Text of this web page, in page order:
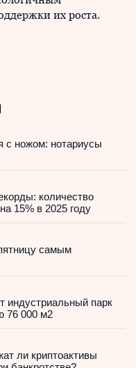
их роста.
с ножом: нотариусы
количество
15% в 2025 году
самым
индустриальный парк
76 000 м2
ли криптоактивы